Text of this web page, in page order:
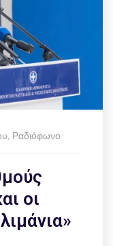
Ραδιόφωνο
οι